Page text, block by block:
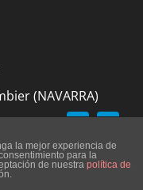
(NAVARRA)
|Aviso legal|
la mejor experiencia de
para la
de nuestra política de